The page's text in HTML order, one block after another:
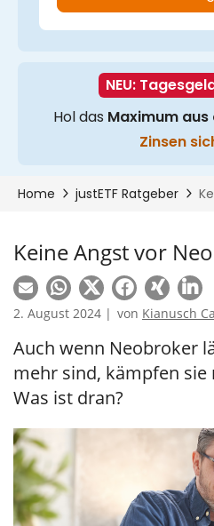
Keine Angst vor
2. August 2024 | von Kianusch
Auch wenn Neobroker
mehr sind, kämpfen sie
Was ist dran?